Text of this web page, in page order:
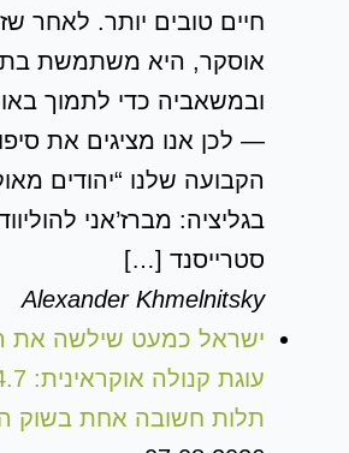
חיים טובים יותר. לאחר
אוסקר, היא משתמשת
ובמשאביה כדי לתמוך
— לכן אנו מציגים את
הקבועה שלנו “יהודים
בגליציה: מברז’אני
סטרייסנד […]
Alexander Khmelnitsky
ישראל כמעט שילשה את
תלות חשובה אחת בשוק